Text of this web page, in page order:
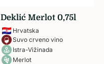
Deklić Merlot 0,75l
Hrvatska
Suvo crveno vino
Istra-Vižinada
Merlot